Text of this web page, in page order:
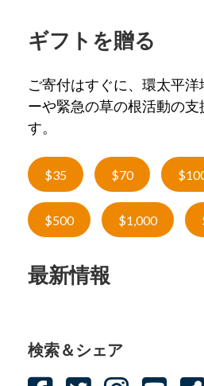
ギフトを贈る
ご寄付はすぐに、環太平
ーや緊急の草の根活動の支
す。
$35 $70
$500 $1,000
最新情報
検索＆シェア